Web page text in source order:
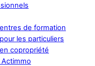
de formation
les particuliers
copropriété